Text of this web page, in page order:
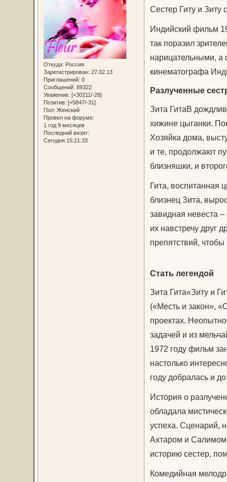
Откуда: Россия
Зарегистрирован: 27.02.13
Приглашений: 0
Сообщений: 89322
Уважение: [+30211/-28]
Позитив: [+5847/-31]
Пол: Женский
Провел на форуме:
1 год 9 месяцев
Последний визит:
Сегодня 15:21:33
Сестер Гиту и Зиту
Индийский фильм
так поразил
нарицательными, а
кинематографа
Разлученные
Зита ГитаВ
хижине цыганки.
Хозяйка дома,
и те, продолжают
близняшки, и
Гита, воспитанная
близнец Зита,
завидная невеста
их навстречу друг
препятствий, чтобы
Стать легендой
Зита Гита«Зиту и
(«Месть и закон»,
проектах.
задачей и из
1972 году фильм
настолько
году добралась и
История о
обладала
успеха. Сценарий,
Ахтаром и Салимом
историю сестер,
Комедийная